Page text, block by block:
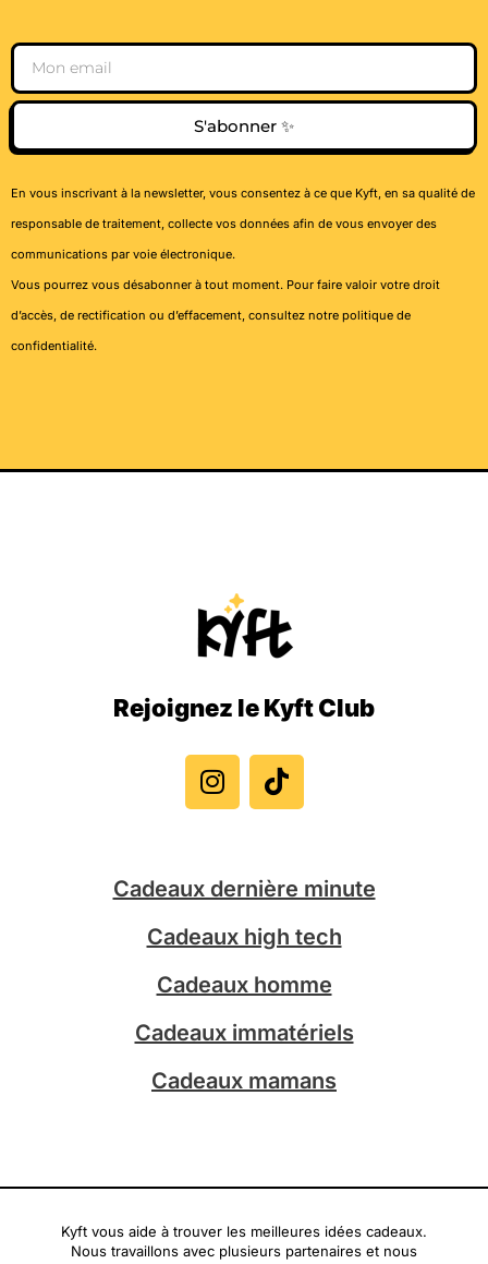
Email
S'abonner ✨
En vous inscrivant à la newsletter, vous consentez à ce que Kyft, en sa qualité de
responsable de traitement, collecte vos données afin de vous envoyer des
communications par voie électronique.
Vous pourrez vous désabonner à tout moment. Pour faire valoir votre droit
d’accès, de rectification ou d’effacement, consultez notre politique de
confidentialité.
Rejoignez le Kyft Club
n
s
t
r
a
m
i
k
t
Cadeaux dernière minute
Cadeaux high tech
Cadeaux homme
Cadeaux immatériels
Cadeaux mamans
Kyft vous aide à trouver les meilleures idées cadeaux.
Nous travaillons avec plusieurs partenaires et nous